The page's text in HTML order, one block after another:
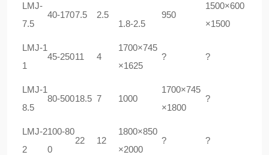
LMJ-
7.5
40-1707.5
2.5
1.8-2.5
950
1500×600
×1500
LMJ-1
1
45-25011 4
1700×745
×1625
? ?
LMJ-1
8.5
80-50018.5 7 1000
1700×745
×1800
?
LMJ-2
2
100-80
0
22 12
1800×850
×2000
? ?